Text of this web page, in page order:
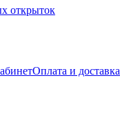
открыток
Оплата и доставка